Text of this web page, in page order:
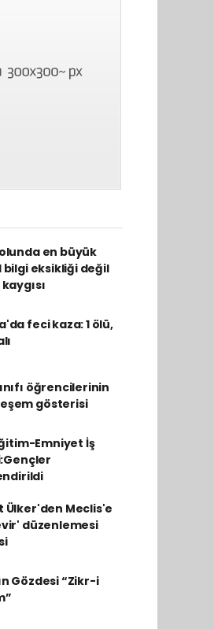
en büyük
bilgi eksikliği değil
feci kaza: 1 ölü,
öğrencilerinin
gösterisi
Emniyet İş
Ülker'den Meclis'e
düzenlemesi
Gözdesi “Zikr-i